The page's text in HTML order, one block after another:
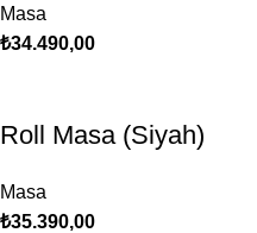
Masa
₺34.490,00
Roll Masa (Siyah)
Masa
₺35.390,00